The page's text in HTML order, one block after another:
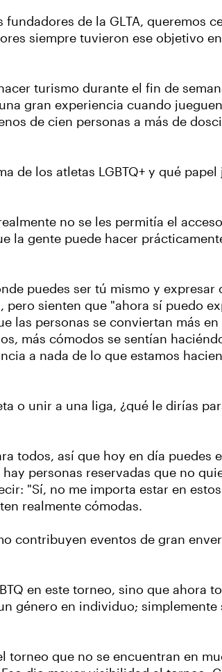
de la GLTA, queremos
siempre tuvieron ese objetivo
turismo durante el fin de
gran experiencia cuando
de cien personas a más de
de los atletas LGBTQ+ y qué papel
no se les permitía el
la gente puede hacer
puedes ser tú mismo y expresar
pero sienten que "ahora sí puedo
las personas se conviertan más en
más cómodos se sentían
a nada de lo que estamos
o unir a una liga, ¿qué le dirías
todos, así que hoy en día puedes
personas reservadas que no
"Sí, no me importa estar en
realmente cómodas.
contribuyen eventos de gran
en este torneo, sino que ahora
género en individuo; simplemente
torneo que no se encuentran en